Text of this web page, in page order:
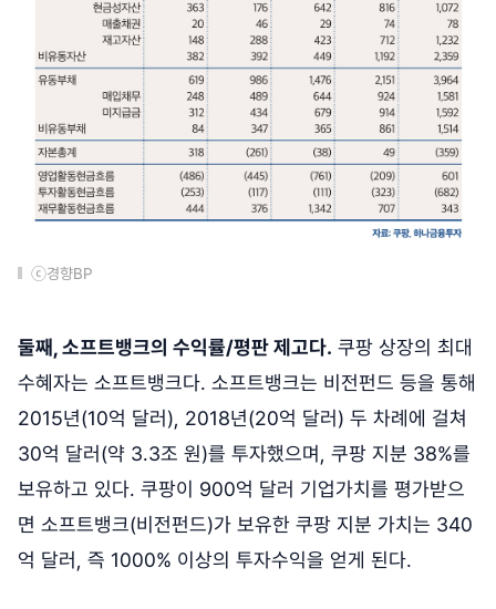
ⓒ경향BP
둘째, 소프트뱅크의 수익률/평판 제고다. 쿠팡 상장의 최대
수혜자는 소프트뱅크다. 소프트뱅크는 비전펀드 등을 통해
2015년(10억 달러), 2018년(20억 달러) 두 차례에 걸쳐
30억 달러(약 3.3조 원)를 투자했으며, 쿠팡 지분 38%를
보유하고 있다. 쿠팡이 900억 달러 기업가치를 평가받으
면 소프트뱅크(비전펀드)가 보유한 쿠팡 지분 가치는 340
억 달러, 즉 1000% 이상의 투자수익을 얻게 된다.